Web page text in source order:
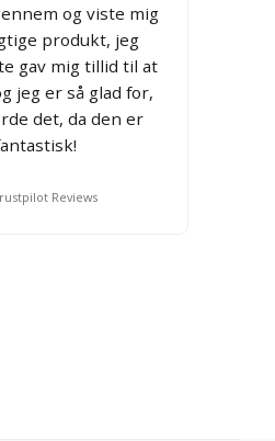
og viste mig
produkt, jeg
gav mig tillid til at
jeg er så glad for,
det, da den er
Reviews